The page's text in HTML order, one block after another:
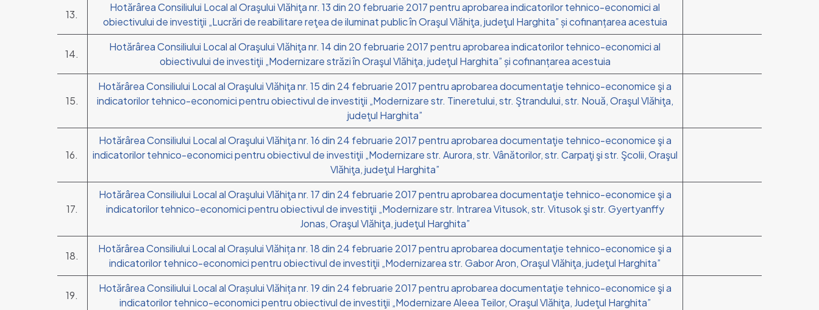
13.
Hotărârea Consiliului Local al Oraşului Vlăhiţa nr. 13 din 20 februarie 2017 pentru aprobarea indicatorilor tehnico-economici al
obiectivului de investiţii „Lucrări de reabilitare reţea de iluminat public în Oraşul Vlăhiţa, judeţul Harghita” și cofinanțarea acestuia
14.
Hotărârea Consiliului Local al Oraşului Vlăhiţa nr. 14 din 20 februarie 2017 pentru aprobarea indicatorilor tehnico-economici al
obiectivului de investiţii „Modernizare străzi în Oraşul Vlăhiţa, judeţul Harghita” și cofinanțarea acestuia
15.
Hotărârea Consiliului Local al Oraşului Vlăhiţa nr. 15 din 24 februarie 2017 pentru aprobarea documentaţie tehnico-economice şi a
indicatorilor tehnico-economici pentru obiectivul de investiţii „Modernizare str. Tineretului, str. Ştrandului, str. Nouă, Oraşul Vlăhiţa,
judeţul Harghita”
16.
Hotărârea Consiliului Local al Oraşului Vlăhiţa nr. 16 din 24 februarie 2017 pentru aprobarea documentaţie tehnico-economice şi a
indicatorilor tehnico-economici pentru obiectivul de investiţii „Modernizare str. Aurora, str. Vânătorilor, str. Carpaţi şi str. Şcolii, Oraşul
Vlăhiţa, judeţul Harghita”
17.
Hotărârea Consiliului Local al Oraşului Vlăhiţa nr. 17 din 24 februarie 2017 pentru aprobarea documentaţie tehnico-economice şi a
indicatorilor tehnico-economici pentru obiectivul de investiţii „Modernizare str. Intrarea Vitusok, str. Vitusok şi str. Gyertyanffy
Jonas, Oraşul Vlăhiţa, judeţul Harghita”
18.
Hotărârea Consiliului Local al Orașului Vlăhița nr. 18 din 24 februarie 2017 pentru aprobarea documentaţie tehnico-economice şi a
indicatorilor tehnico-economici pentru obiectivul de investiţii „Modernizarea str. Gabor Aron, Oraşul Vlăhiţa, judeţul Harghita”
19.
Hotărârea Consiliului Local al Orașului Vlăhița nr. 19 din 24 februarie 2017 pentru aprobarea documentaţie tehnico-economice şi a
indicatorilor tehnico-economici pentru obiectivul de investiţii „Modernizare Aleea Teilor, Oraşul Vlăhiţa, Judeţul Harghita”